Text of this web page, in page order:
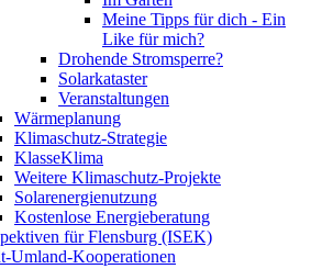
Meine Tipps für dich - Ein
Like für mich?
Drohende Stromsperre?
Solarkataster
Veranstaltungen
Wärmeplanung
Klimaschutz-Strategie
KlasseKlima
Weitere Klimaschutz-Projekte
Solarenergienutzung
Kostenlose Energieberatung
für Flensburg (ISEK)
Umland-Kooperationen